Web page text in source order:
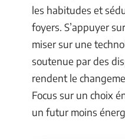
les habitudes et
foyers. S’appuyer
miser sur une
soutenue par des
rendent le
Focus sur un choix
un futur moins